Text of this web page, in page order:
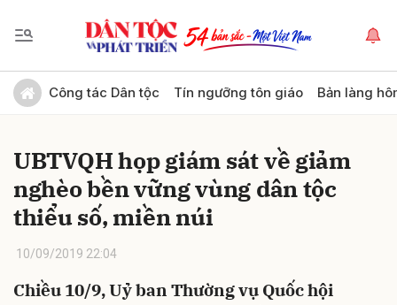
Công tác Dân tộc Tín ngưỡng tôn giáo Bản làng
UBTVQH họp giám sát về giảm
nghèo bền vững vùng dân tộc
thiểu số, miền núi
10/09/2019 22:04
Chiều 10/9, Uỷ ban Thường vụ Quốc hội
Gửi bình luận